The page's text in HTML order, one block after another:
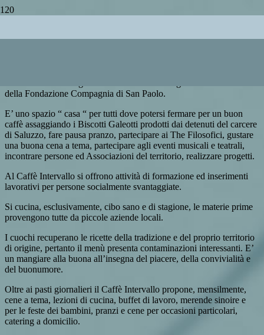
della Fondazione Compagnia di San Paolo.
E’ uno spazio “ casa “ per tutti dove potersi fermare per un buon
caffè assaggiando i Biscotti Galeotti prodotti dai detenuti del carcere
di Saluzzo, fare pausa pranzo, partecipare ai The Filosofici, gustare
una buona cena a tema, partecipare agli eventi musicali e teatrali,
incontrare persone ed Associazioni del territorio, realizzare progetti.
Al Caffè Intervallo si offrono attività di formazione ed inserimenti
lavorativi per persone socialmente svantaggiate.
Si cucina, esclusivamente, cibo sano e di stagione, le materie prime
provengono tutte da piccole aziende locali.
I cuochi recuperano le ricette della tradizione e del proprio territorio
di origine, pertanto il menù presenta contaminazioni interessanti. E’
un mangiare alla buona all’insegna del piacere, della convivialità e
del buonumore.
Oltre ai pasti giornalieri il Caffè Intervallo propone, mensilmente,
cene a tema, lezioni di cucina, buffet di lavoro, merende sinoire e
per le feste dei bambini, pranzi e cene per occasioni particolari,
catering a domicilio.